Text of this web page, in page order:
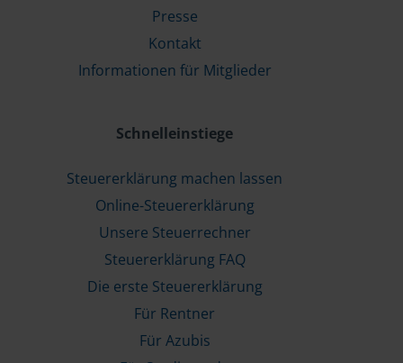
Presse
Kontakt
Informationen für Mitglieder
Schnelleinstiege
Steuererklärung machen lassen
Online-Steuererklärung
Unsere Steuerrechner
Steuererklärung FAQ
Die erste Steuererklärung
Für Rentner
Für Azubis